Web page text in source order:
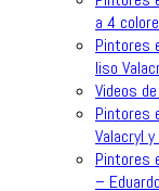
a 4
Pintores
liso
Videos
Pintores
Valacryl
Pintores
– Eduardo